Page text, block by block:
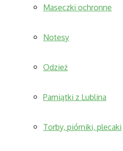
Maseczki ochronne
Notesy
Odzież
Pamiątki z Lublina
Torby, piórniki, plecaki